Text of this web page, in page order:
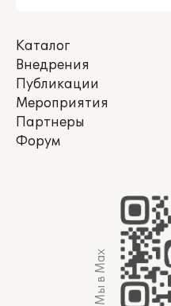
Каталог
Внедрения
Публикации
Мероприятия
Партнеры
Форум
Мы в Max